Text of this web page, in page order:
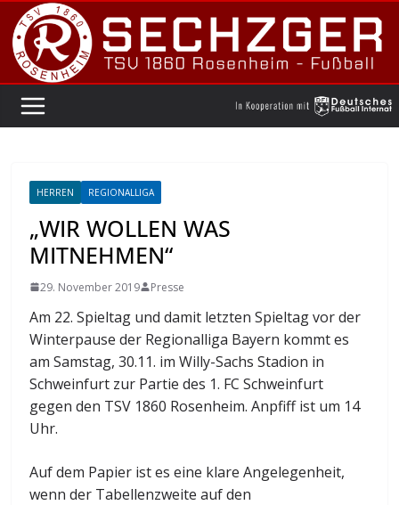
Zum
Inhalt
springen
HERREN REGIONALLIGA
„WIR WOLLEN WAS
MITNEHMEN“
29. November 2019 Presse
Am 22. Spieltag und damit letzten Spieltag vor der
Winterpause der Regionalliga Bayern kommt es
am Samstag, 30.11. im Willy-Sachs Stadion in
Schweinfurt zur Partie des 1. FC Schweinfurt
gegen den TSV 1860 Rosenheim. Anpfiff ist um 14
Uhr.
Auf dem Papier ist es eine klare Angelegenheit,
wenn der Tabellenzweite auf den